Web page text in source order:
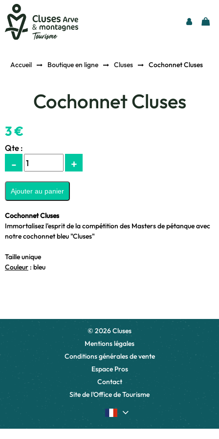
Accueil Boutique en ligne Cluses Cochonnet Cluses
Cochonnet Cluses
3 €
Qte :
- +
Cochonnet Cluses
Immortalisez l'esprit de la compétition des Masters de pétanque avec
notre cochonnet bleu "Cluses"
Taille unique
Couleur : bleu
© 2026 Cluses
Mentions légales
Conditions générales de vente
Espace Pros
Contact
Site de l'Office de Tourisme